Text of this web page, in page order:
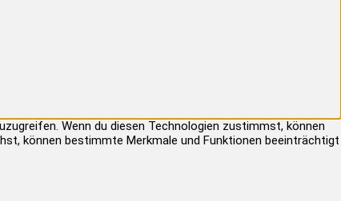
Wenn du diesen Technologien zustimmst, können
können bestimmte Merkmale und Funktionen beeinträchtigt